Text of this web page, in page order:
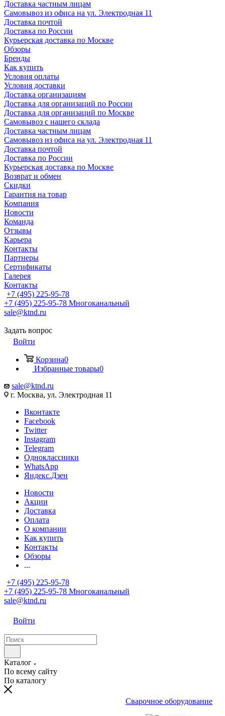
Доставка частным лицам
Самовывоз из офиса на ул. Электродная 11
Доставка почтой
Доставка по России
Курьерская доставка по Москве
Обзоры
Бренды
Как купить
Условия оплаты
Условия доставки
Доставка организациям
Доставка для организаций по России
Доставка для организаций по Москве
Самовывоз с нашего склада
Доставка частным лицам
Самовывоз из офиса на ул. Электродная 11
Доставка почтой
Доставка по России
Курьерская доставка по Москве
Возврат и обмен
Скидки
Гарантия на товар
Компания
Новости
Команда
Отзывы
Карьера
Контакты
Партнеры
Сертификаты
Галерея
Контакты
+7 (495) 225-95-78
+7 (495) 225-95-78 Многоканальный
sale@ktnd.ru
Задать вопрос
Войти
Корзина0
Избранные товары0
sale@ktnd.ru
г. Москва, ул. Электродная 11
Вконтакте
Facebook
Twitter
Instagram
Telegram
Одноклассники
WhatsApp
Яндекс.Дзен
Новости
Акции
Доставка
Оплата
О компании
Как купить
Контакты
Обзоры
...
+7 (495) 225-95-78
+7 (495) 225-95-78 Многоканальный
sale@ktnd.ru
Войти
Каталог
По всему сайту
По каталогу
Сварочное оборудование